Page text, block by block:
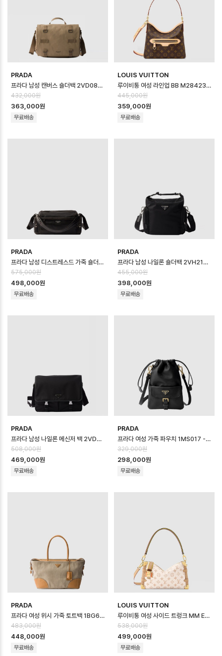
PRADA
프라다 남성 캔버스 숄더백 2VD085 - Prada Mens Canvas Shoulder…
432,000원
363,000원
무료배송
LOUIS VUITTON
루이비통 여성 라인업 BB M28423 - Louis vuitton Womens Lineu…
445,000원
359,000원
무료배송
PRADA
프라다 남성 디스트레스드 가죽 숄더백 2VH217 - Prada Mens Distresse…
575,000원
498,000원
무료배송
PRADA
프라다 남성 나일론 숄더백 2VH212 - Prada Mens Re-Nylon Should…
455,000원
398,000원
무료배송
PRADA
프라다 남성 나일론 메신저 백 2VD086 - Prada Mens Re-Nylon Mess…
508,000원
469,000원
무료배송
PRADA
프라다 여성 가죽 파우치 1MS017 - Prada Womens Leather Pouch …
329,000원
298,000원
무료배송
PRADA
프라다 여성 위시 가죽 토트백 1BG659 - Prada Womens Leather Tot…
483,000원
448,000원
무료배송
LOUIS VUITTON
루이비통 여성 사이드 트렁크 MM EW LV 크래프티 M29913 - Louis vuitt…
538,000원
499,000원
무료배송